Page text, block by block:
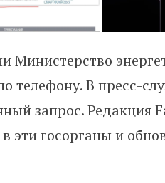
Министерство
телефону. В пресс-
запрос. Редакция
эти госорганы и